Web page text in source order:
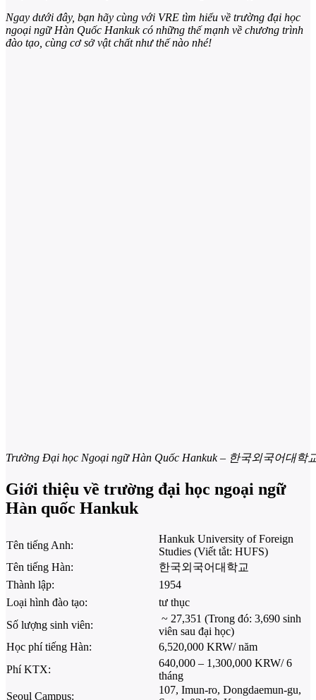
Ngay dưới đây, bạn hãy cùng với VRE tìm hiểu về trường đại học
ngoại ngữ Hàn Quốc Hankuk có những thế mạnh về chương trình
đào tạo, cùng cơ sở vật chất như thế nào nhé!
Trường Đại học Ngoại ngữ Hàn Quốc Hankuk – 한국외국어대학
Giới thiệu về trường đại học ngoại ngữ
Hàn quốc Hankuk
Tên tiếng Anh:
Hankuk University of Foreign
Studies (Viết tắt: HUFS)
Tên tiếng Hàn:
한국외국어대학교
Thành lập:
1954
Loại hình đào tạo:
tư thục
Số lượng sinh viên:
~ 27,351 (Trong đó: 3,690 sinh
viên sau đại học)
Học phí tiếng Hàn:
6,520,000 KRW/ năm
Phí KTX:
640,000 – 1,300,000 KRW/ 6
tháng
Seoul Campus:
107, Imun-ro, Dongdaemun-gu,